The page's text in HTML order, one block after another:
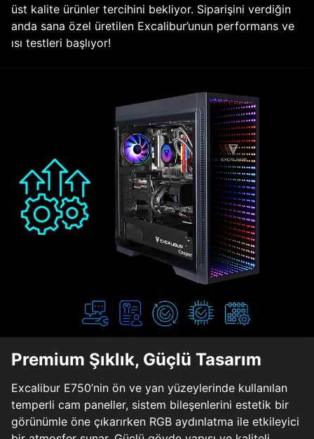
üst kalite ürünler tercihini bekliyor. Siparişini verdiğin
anda sana özel üretilen Excalibur’unun performans ve
ısı testleri başlıyor!
Premium Şıklık, Güçlü Tasarım
Excalibur E750’nin ön ve yan yüzeylerinde kullanılan
temperli cam paneller, sistem bileşenlerini estetik bir
görünümle öne çıkarırken RGB aydınlatma ile etkileyici